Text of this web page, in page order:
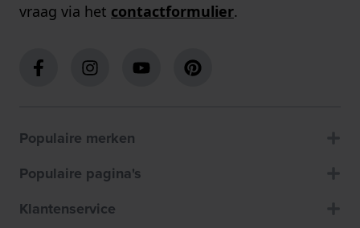
vraag via het contactformulier.
Populaire merken
Populaire pagina's
Klantenservice